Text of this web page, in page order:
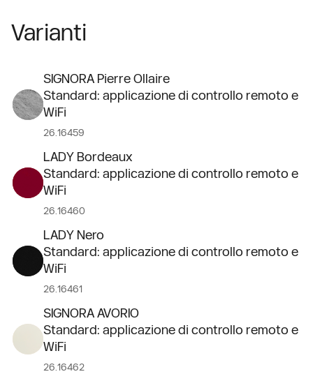
Varianti
SIGNORA Pierre Ollaire
Standard: applicazione di controllo remoto e
WiFi
26.16459
LADY Bordeaux
Standard: applicazione di controllo remoto e
WiFi
26.16460
LADY Nero
Standard: applicazione di controllo remoto e
WiFi
26.16461
SIGNORA AVORIO
Standard: applicazione di controllo remoto e
WiFi
26.16462